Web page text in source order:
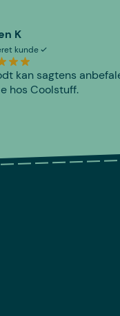
K
kunde
kan sagtens
hos Coolstuff.